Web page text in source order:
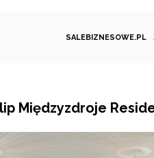
SALEBIZNESOWE.PL
Międzyzdroje